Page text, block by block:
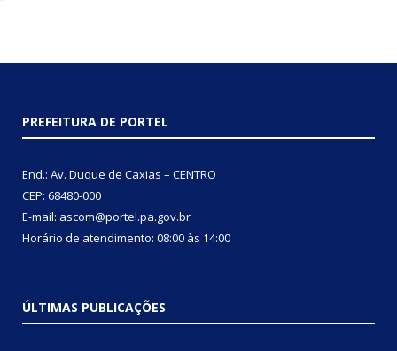
PREFEITURA DE PORTEL
End.: Av. Duque de Caxias – CENTRO
CEP: 68480-000
E-mail: ascom@portel.pa.gov.br
Horário de atendimento: 08:00 às 14:00
ÚLTIMAS PUBLICAÇÕES